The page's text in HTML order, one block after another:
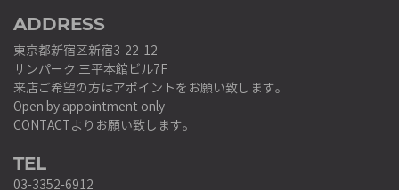
ADDRESS
東京都新宿区新宿3-22-12
サンパーク 三平本館ビル7F
来店ご希望の方はアポイントをお願い致します。
Open by appointment only
CONTACTよりお願い致します。
TEL
03-3352-6912